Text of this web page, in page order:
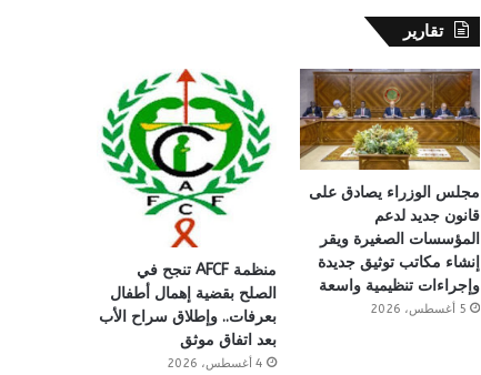
تقارير
مجلس الوزراء يصادق على
قانون جديد لدعم
المؤسسات الصغيرة ويقر
إنشاء مكاتب توثيق جديدة
وإجراءات تنظيمية واسعة
5 أغسطس، 2026
منظمة AFCF تنجح في
الصلح بقضية إهمال أطفال
بعرفات.. وإطلاق سراح الأب
بعد اتفاق موثق
4 أغسطس، 2026